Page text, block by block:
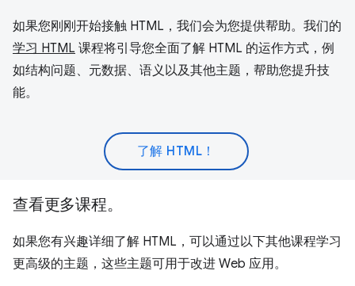
如果您刚刚开始接触 HTML，我们会为您提供帮助。我们的
学习 HTML 课程将引导您全面了解 HTML 的运作方式，例
如结构问题、元数据、语义以及其他主题，帮助您提升技
能。
了解 HTML！
查看更多课程。
如果您有兴趣详细了解 HTML，可以通过以下其他课程学习
更高级的主题，这些主题可用于改进 Web 应用。